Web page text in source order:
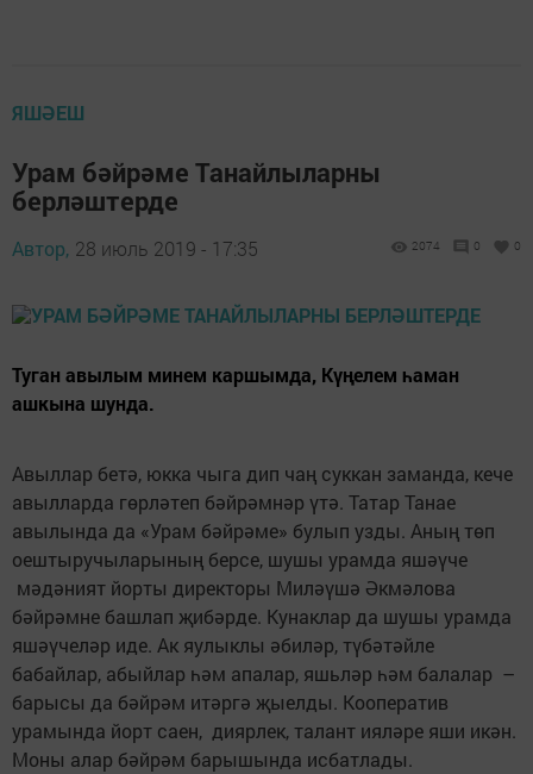
ЯШӘЕШ
Урам бәйрәме Танайлыларны
берләштерде
Автор, 28 июль 2019 - 17:35 2074 0 0
Туган авылым минем каршымда, Күңелем һаман
ашкына шунда.
Авыллар бетә, юкка чыга дип чаң суккан заманда, кече
авылларда гөрләтеп бәйрәмнәр үтә. Татар Танае
авылында да «Урам бәйрәме» булып узды. Аның төп
оештыручыларының берсе, шушы урамда яшәүче
мәдәният йорты директоры Миләүшә Әкмәлова
бәйрәмне башлап җибәрде. Кунаклар да шушы урамда
яшәүчеләр иде. Ак яулыклы әбиләр, түбәтәйле
бабайлар, абыйлар һәм апалар, яшьләр һәм балалар –
барысы да бәйрәм итәргә җыелды. Кооператив
урамында йорт саен, диярлек, талант ияләре яши икән.
Моны алар бәйрәм барышында исбатлады.